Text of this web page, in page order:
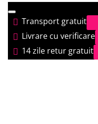
Transport gratuit
Livrare cu verificare
14 zile retur gratuit